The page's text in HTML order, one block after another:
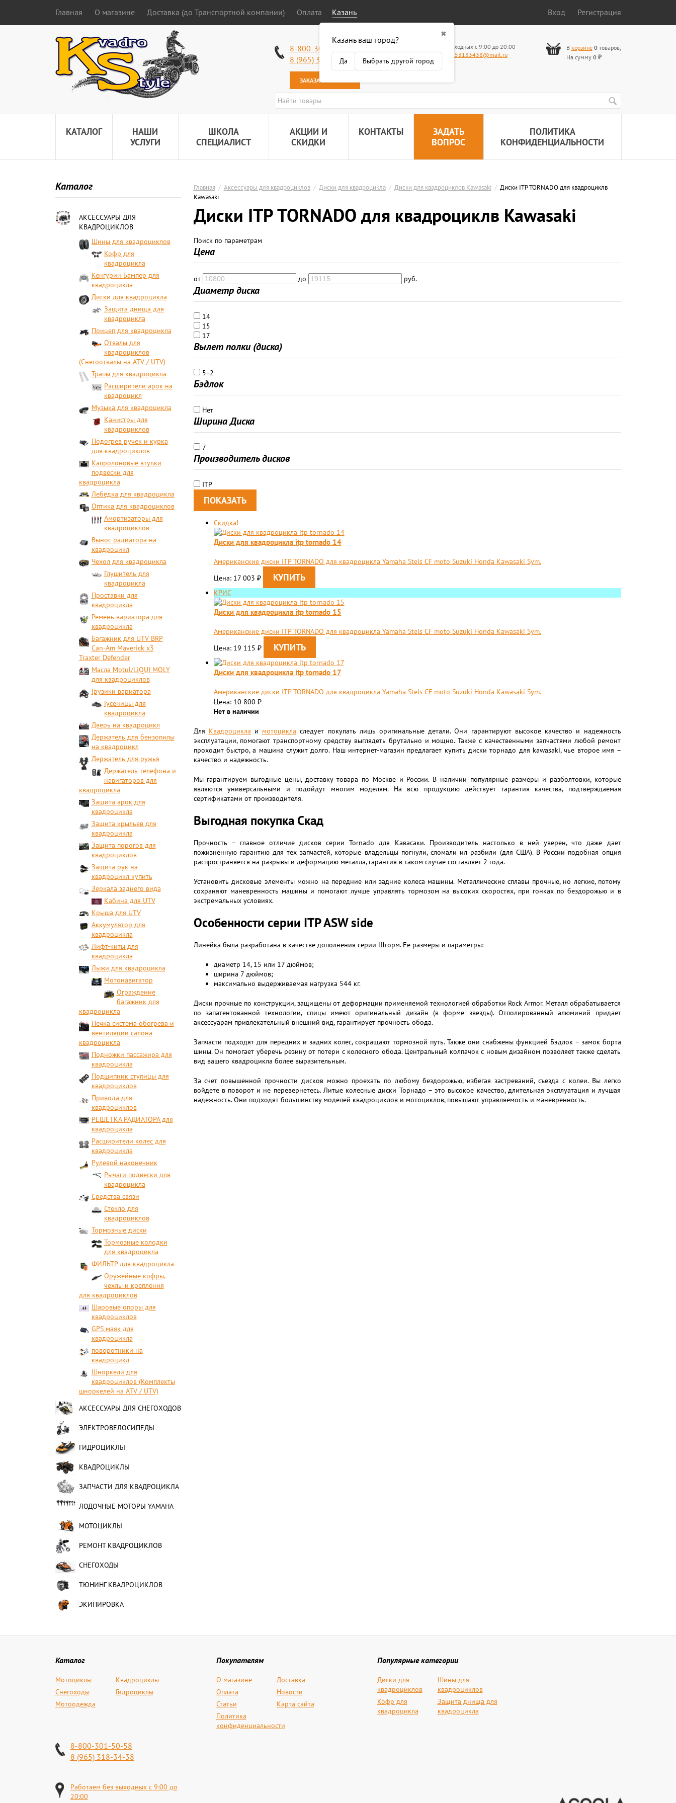
Главная О магазине Доставка (до Транспортной компании) Оплата Казань
✖
Казань ваш город?
Да Выбрать другой город
Вход Регистрация
8-800-301-50-58
8 (965) 318-34-38
ЗАКАЗАТЬ ЗВОНОК
Работаем без выходных с 9:00 до 20:00
89653183438@mail.ru
В корзине 0товаров,
На сумму 0 ₽
КАТАЛОГ
НАШИ
УСЛУГИ
ШКОЛА
СПЕЦИАЛИСТ
АКЦИИ И
СКИДКИ
КОНТАКТЫ
ЗАДАТЬ
ВОПРОС
ПОЛИТИКА
КОНФИДЕНЦИАЛЬНОСТИ
Каталог
АКСЕССУАРЫ ДЛЯ
КВАДРОЦИКЛОВ
Шины для квадроциклов
Кофр для
квадроцикла
Кенгурин Бампер для
квадроцикла
Диски для квадроцикла
Защита днища для
квадроцикла
Прицеп для квадроцикла
Отвалы для
квадроциклов
(Снегоотвалы на ATV / UTV)
Трапы для квадроцикла
Расширители арок на
квадроцикл
Музыка для квадроцикла
Канистры для
квадроциклов
Подогрев ручек и курка
для квадроциклов
Капролоновые втулки
подвески для
квадроцикла
Лебёдка для квадроцикла
Оптика для квадроциклов
Амортизаторы для
квадроциклов
Вынос радиатора на
квадроцикл
Чехол для квадроцикла
Глушитель для
квадроцикла
Проставки для
квадроцикла
Ремень вариатора для
квадроцикла
Багажник для UTV BRP
Can-Am Maverick x3
Traxter Defender
Масла Motul/LiQUI MOLY
для квадроциклов
Грузики вариатора
Гусеницы для
квадроцикла
Дверь на квадроцикл
Держатель для бензопилы
на квадроцикл
Держатель для ружья
Держатель телефона и
навигаторов для
квадроцикла
Защита арок для
квадроцикла
Защита крыльев для
квадроцикла
Защита порогов для
квадроциклов
Защита рук на
квадроцикл купить
Зеркала заднего вида
Кабина для UTV
Крыша для UTV
Аккумулятор для
квадроцикла
Лифт-киты для
квадроцикла
Лыжи для квадроцикла
Мотонавигатор
Ограждение
багажник для
квадроцикла
Печка система обогрева и
вентиляции салона
квадроцикла
Подножки пассажира для
квадроцикла
Подшипник ступицы для
квадроциклов
Привода для
квадроциклов
РЕШЕТКА РАДИАТОРА для
квадроцикла
Расширители колес для
квадроцикла
Рулевой наконечник
Рычаги подвески для
квадроцикла
Средства связи
Стекло для
квадроциклов
Тормозные диски
Тормозные колодки
для квадроцикла
ФИЛЬТР для квадроцикла
Оружейные кофры,
чехлы и крепления
для квадроциклов
Шаровые опоры для
квадроциклов
GPS маяк для
квадроцикла
поворотники на
квадроцикл
Шноркели для
квадроциклов (Комплекты
шноркелей на ATV / UTV)
АКСЕССУАРЫ ДЛЯ СНЕГОХОДОВ
ЭЛЕКТРОВЕЛОСИПЕДЫ
ГИДРОЦИКЛЫ
КВАДРОЦИКЛЫ
ЗАПЧАСТИ ДЛЯ КВАДРОЦИКЛА
ЛОДОЧНЫЕ МОТОРЫ YAMAHA
МОТОЦИКЛЫ
РЕМОНТ КВАДРОЦИКЛОВ
СНЕГОХОДЫ
ТЮНИНГ КВАДРОЦИКЛОВ
ЭКИПИРОВКА
Главная / Аксессуары для квадроциклов / Диски для квадроцикла / Диски для квадроциклов Kawasaki / Диски ITP TORNADO для квадроциклв
Kawasaki
Диски ITP TORNADO для квадроциклв Kawasaki
Поиск по параметрам
Цена
от до руб.
Диаметр диска
14
15
17
Вылет полки (диска)
5+2
Бэдлок
Нет
Ширина Диска
7
Производитель дисков
ITP
Скидка!
Диски для квадроцикла itp tornado 14
Американские диски ITP TORNADO для квадроцикла Yamaha Stels CF moto Suzuki Honda Kawasaki Sym.
Цена: 17 003 ₽
КРИС
Диски для квадроцикла itp tornado 15
Американские диски ITP TORNADO для квадроцикла Yamaha Stels CF moto Suzuki Honda Kawasaki Sym.
Цена: 19 115 ₽
Диски для квадроцикла itp tornado 17
Американские диски ITP TORNADO для квадроцикла Yamaha Stels CF moto Suzuki Honda Kawasaki Sym.
Цена: 10 800 ₽
Нет в наличии
Для Квадроциклa и мотоциклa следует покупать лишь оригинальные детали. Они гарантируют высокое качество и надежность
эксплуатации, помогают транспортному средству выглядеть брутально и мощно. Также с качественными запчастями любой ремонт
проходит быстро, а машина служит долго. Наш интернет-магазин предлагает купить диски торнадо для kawasaki, чье второе имя –
качество и надежность.
Мы гарантируем выгодные цены, доставку товара по Москве и России. В наличии популярные размеры и разболтовки, которые
являются универсальными и подойдут многим моделям. На всю продукцию действует гарантия качества, подтверждаемая
сертификатами от производителя.
Выгодная покупка Скад
Прочность – главное отличие дисков серии Tornado для Кавасаки. Производитель настолько в ней уверен, что даже дает
пожизненную гарантию для тех запчастей, которые владельцы погнули, сломали ил разбили (для США). В России подобная опция
распространяется на разрывы и деформацию металла, гарантия в таком случае составляет 2 года.
Установить дисковые элементы можно на передние или задние колеса машины. Металлические сплавы прочные, но легкие, потому
сохраняют маневренность машины и помогают лучше управлять тормозом на высоких скоростях, при гонках по бездорожью и в
экстремальных условиях.
Особенности серии ITP ASW side
Линейка была разработана в качестве дополнения серии Шторм. Ее размеры и параметры:
диаметр 14, 15 или 17 дюймов;
ширина 7 дюймов;
максимально выдерживаемая нагрузка 544 кг.
Диски прочные по конструкции, защищены от деформации применяемой технологией обработки Rock Armor. Металл обрабатывается
по запатентованной технологии, спицы имеют оригинальный дизайн (в форме звезды). Отполированный алюминий придает
аксессуарам привлекательный внешний вид, гарантирует прочность обода.
Запчасти подходят для передних и задних колес, сокращают тормозной путь. Также они снабжены функцией Бэдлок – замок борта
шины. Он помогает уберечь резину от потери с колесного обода. Центральный колпачок с новым дизайном позволяет также сделать
вид вашего квадроцикла более выразительным.
За счет повышенной прочности дисков можно проехать по любому бездорожью, избегая застреваний, съезда с колеи. Вы легко
войдете в поворот и не перевернетесь. Литые колесные диски Торнадо – это высокое качество, длительная эксплуатация и лучшая
надежность. Они подходят большинству моделей квадроциклов и мотоциклов, повышают управляемость и маневренность.
Каталог
Мотоциклы
Квадроциклы
Снегоходы
Гидроциклы
Мотоодежда
Покупателям
О магазине
Доставка
Оплата
Новости
Статьи
Карта сайта
Политика
конфиденциальности
Популярные категории
Диски для
квадроциклов
Шины для
квадроциклов
Кофр для
квадроцикла
Защита днища для
квадроцикла
8-800-301-50-58
8 (965) 318-34-38
Работаем без выходных с 9:00 до
20:00